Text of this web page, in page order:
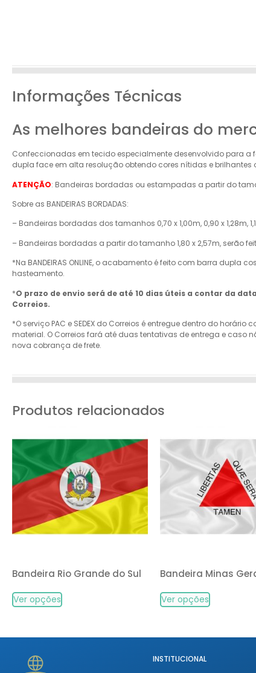
Informações Técnicas
As melhores bandeiras do
Confeccionadas em tecido especialmente desenvolvido para
dupla face em alta resolução obtendo cores nítidas e
ATENÇÃO: Bandeiras bordadas ou estampadas a partir do
Sobre as BANDEIRAS BORDADAS:
– Bandeiras bordadas dos tamanhos 0,70 x 1,00m, 0,90 x 1,28m,
– Bandeiras bordadas a partir do tamanho 1,80 x 2,57m, serão
*Na BANDEIRAS ONLINE, o acabamento é feito com barra
hasteamento.
*O prazo de envio será de até 10 dias úteis a contar da
Correios.
*O serviço PAC e SEDEX do Correios é entregue dentro do
material. O Correios fará até duas tentativas de entrega e
nova cobrança de frete.
Produtos relacionados
Bandeira Rio Grande do Sul
Ver opções
Bandeira Minas
Ver opções
INSTITUCIONAL